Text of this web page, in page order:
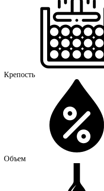
Крепость
Объем